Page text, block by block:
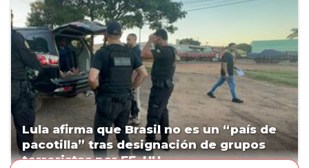
Lula afirma que Brasil no es un “país de
pacotilla” tras designación de grupos
terroristas por EE. UU.